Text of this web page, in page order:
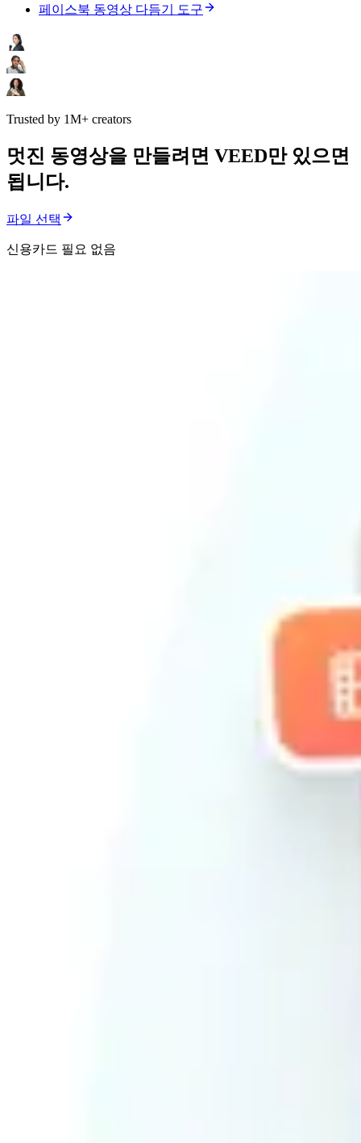
페이스북 동영상 다듬기 도구
Trusted by 1M+ creators
멋진 동영상을 만들려면 VEED만 있으면
됩니다.
파일 선택
신용카드 필요 없음